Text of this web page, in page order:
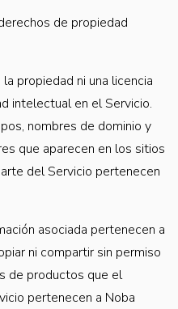
de propiedad
propiedad ni una licencia
intelectual en el Servicio.
nombres de dominio y
que aparecen en los sitios
del Servicio pertenecen
asociada pertenecen a
ni compartir sin permiso
de productos que el
pertenecen a Noba